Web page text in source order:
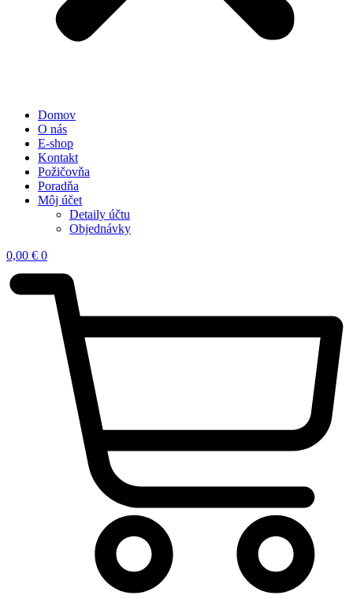
Domov
O nás
E-shop
Kontakt
Požičovňa
Poradňa
Môj účet
Detaily účtu
Objednávky
0,00 € 0